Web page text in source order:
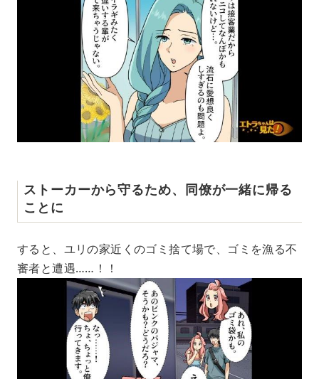
ストーカーから守るため、同僚が一緒に帰る
ことに
すると、ユリの家近くのゴミ捨て場で、ゴミを漁る不
審者と遭遇……！！